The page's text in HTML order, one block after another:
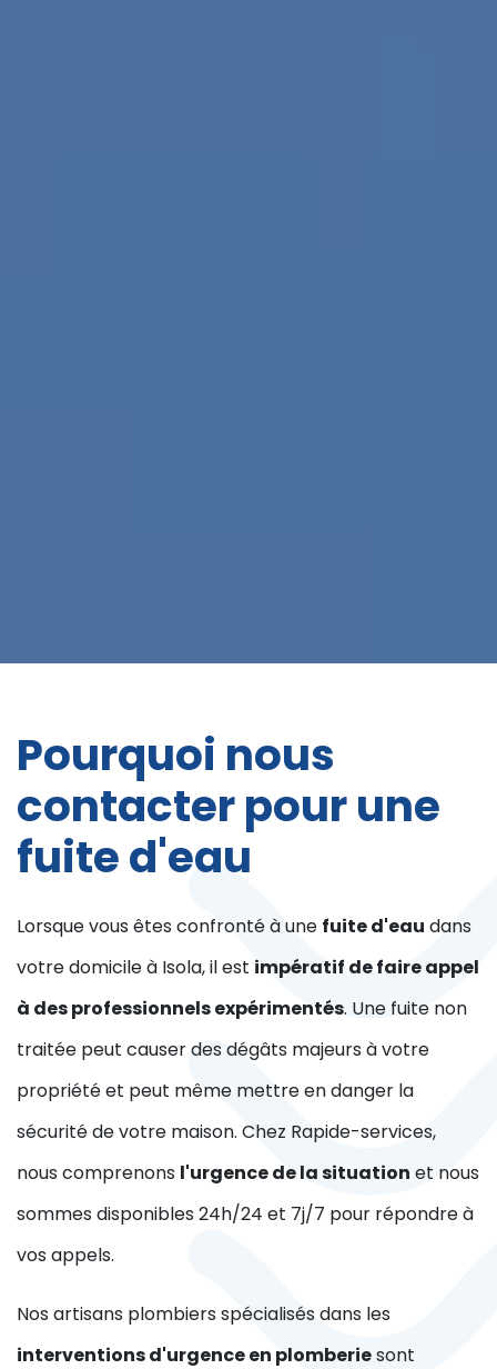
Pourquoi nous
contacter pour une
fuite d'eau
Lorsque vous êtes confronté à une fuite d'eau dans
votre domicile à Isola, il est impératif de faire appel
à des professionnels expérimentés. Une fuite non
traitée peut causer des dégâts majeurs à votre
propriété et peut même mettre en danger la
sécurité de votre maison. Chez Rapide-services,
nous comprenons l'urgence de la situation et nous
sommes disponibles 24h/24 et 7j/7 pour répondre à
vos appels.
Nos artisans plombiers spécialisés dans les
interventions d'urgence en plomberiesont